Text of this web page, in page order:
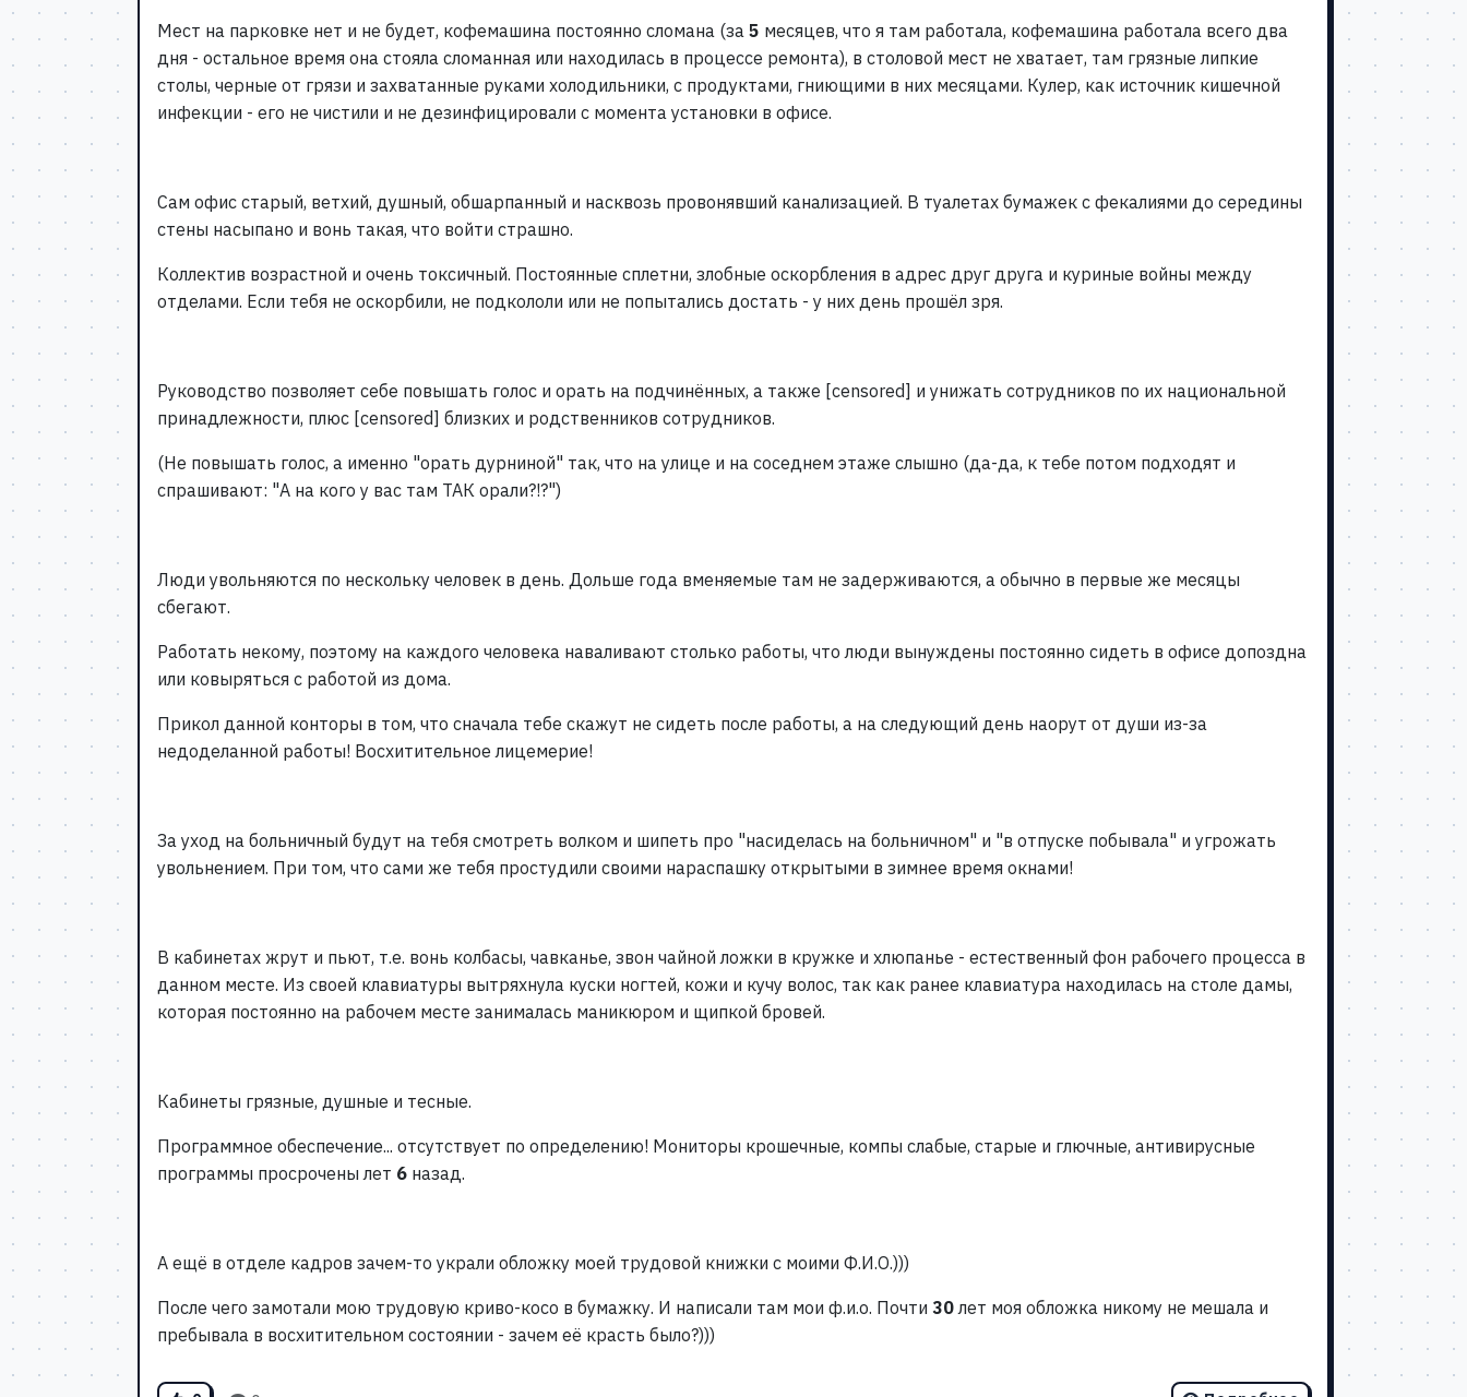
Мест на парковке нет и не будет, кофемашина постоянно сломана (за 5 месяцев, что я там работала, кофемашина работала всего два
дня - остальное время она стояла сломанная или находилась в процессе ремонта), в столовой мест не хватает, там грязные липкие
столы, черные от грязи и захватанные руками холодильники, с продуктами, гниющими в них месяцами. Кулер, как источник кишечной
инфекции - его не чистили и не дезинфицировали с момента установки в офисе.
Сам офис старый, ветхий, душный, обшарпанный и насквозь провонявший канализацией. В туалетах бумажек с фекалиями до середины
стены насыпано и вонь такая, что войти страшно.
Коллектив возрастной и очень токсичный. Постоянные сплетни, злобные оскорбления в адрес друг друга и куриные войны между
отделами. Если тебя не оскорбили, не подкололи или не попытались достать - у них день прошёл зря.
Руководство позволяет себе повышать голос и орать на подчинённых, а также [censored] и унижать сотрудников по их национальной
принадлежности, плюс [censored] близких и родственников сотрудников.
(Не повышать голос, а именно "орать дурниной" так, что на улице и на соседнем этаже слышно (да-да, к тебе потом подходят и
спрашивают: "А на кого у вас там ТАК орали?!?")
Люди увольняются по нескольку человек в день. Дольше года вменяемые там не задерживаются, а обычно в первые же месяцы
сбегают.
Работать некому, поэтому на каждого человека наваливают столько работы, что люди вынуждены постоянно сидеть в офисе допоздна
или ковыряться с работой из дома.
Прикол данной конторы в том, что сначала тебе скажут не сидеть после работы, а на следующий день наорут от души из-за
недоделанной работы! Восхитительное лицемерие!
За уход на больничный будут на тебя смотреть волком и шипеть про "насиделась на больничном" и "в отпуске побывала" и угрожать
увольнением. При том, что сами же тебя простудили своими нараспашку открытыми в зимнее время окнами!
В кабинетах жрут и пьют, т.е. вонь колбасы, чавканье, звон чайной ложки в кружке и хлюпанье - естественный фон рабочего процесса в
данном месте. Из своей клавиатуры вытряхнула куски ногтей, кожи и кучу волос, так как ранее клавиатура находилась на столе дамы,
которая постоянно на рабочем месте занималась маникюром и щипкой бровей.
Кабинеты грязные, душные и тесные.
Программное обеспечение... отсутствует по определению! Мониторы крошечные, компы слабые, старые и глючные, антивирусные
программы просрочены лет 6 назад.
А ещё в отделе кадров зачем-то украли обложку моей трудовой книжки с моими Ф.И.О.)))
После чего замотали мою трудовую криво-косо в бумажку. И написали там мои ф.и.о. Почти 30лет моя обложка никому не мешала и
пребывала в восхитительном состоянии - зачем её красть было?)))